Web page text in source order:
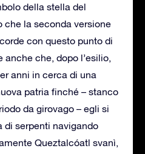
della stella del
che la seconda versione
con questo punto di
che, dopo l’esilio,
anni in cerca di una
patria finché – stanco
da girovago – egli si
di serpenti navigando
Queztalcóatl svanì,